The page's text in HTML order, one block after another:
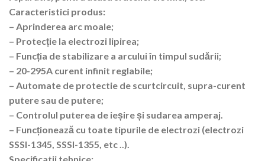
Caracteristici produs:
– Aprinderea arc moale;
– Protecție la electrozi lipirea;
– Funcția de stabilizare a arcului în timpul sudării;
– 20-295A curent infinit reglabile;
– Automate de protectie de scurtcircuit, supra-curent
putere sau de putere;
– Controlul puterea de ieșire și sudarea amperaj.
– Funcționează cu toate tipurile de electrozi (electrozi
SSSI-1345, SSSI-1355, etc ..).
Specificatii tehnice: